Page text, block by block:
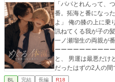
「パパとれんって、つがいな
番。拓海と番になっ
よ」 俺の膝の上に乗り、俺の体にもたれかかるように甘えて
訊ねてくる我が子の髪を
一ノ瀬瑠生の両親が
ーーーーーーーーーー 人生イージーモードの傲慢なα・拓海
と、 男運は最悪だけど勝気
だったはずの2人の
こってしまったのは── 突
BL 完結 長編 R18